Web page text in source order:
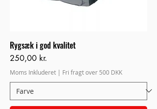
Rygsæk i god kvalitet
Pris
250,00 kr.
Moms Inkluderet | Fri fragt over 500 DKK